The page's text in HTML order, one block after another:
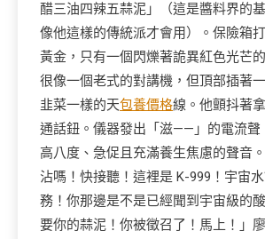
醋三油四辣五蒜泥」（這是醬料界的
像他這樣的傳統派才會用）。保險箱
黃金，只有一個閃爍著詭異紅色光芒
很像一個老式的對講機，但頂部插著
韭菜一樣的天包養價格線。他顫抖著
通話鈕。儀器發出「滋——」的電流聲
高八度、急促且充滿養生焦慮的聲音
沾嗎！快接聽！這裡是 K-999！宇宙
務！你那邊是不是已經聞到宇宙級的
要你的蒜泥！你被徵召了！馬上！」